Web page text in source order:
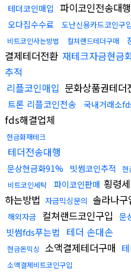
테더코인매입 파이코인전송대행
오다집수수료 도난신용카드코인구입
비트코인사는방법 컬쳐랜드테더구매
결제테더전환 재테크자금현금
추적
리플코인매입 문화상품권테더
트론 리플코인전송 국내거래소
fds해결업체
현금화재테크
테더전송대행
문상현금화91% 빗썸코인추적 현
비트코인세탁 파이코인판매 횡령
하는방법 자금믹싱문의 솔라나구
해외자금 컬쳐랜드코인구입 문
빗썸fds푸는법 테더 손대손
현금돈믹싱 소액결제테더구매
소액결제비트코인구입